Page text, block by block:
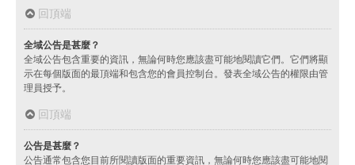
回頂端
全域公告是甚麼？
全域公告包含重要的資訊，無論何時您應該盡可能地閱讀它們。它們將顯
示在每個版面的最頂端和包含您的會員控制台。發表全域公告的權限由管
理員授予。
回頂端
公告是甚麼？
公告通常包含您目前所閱讀版面的重要資訊，無論何時您應該盡可能地閱